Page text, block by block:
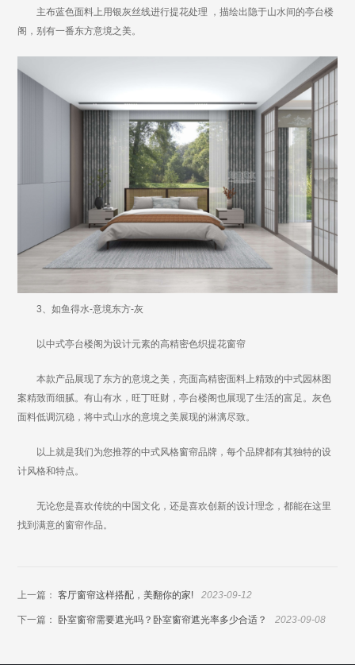
主布蓝色面料上用银灰丝线进行提花处理 ，描绘出隐于山水间的亭台楼
阁，别有一番东方意境之美。
3、如鱼得水-意境东方-灰
以中式亭台楼阁为设计元素的高精密色织提花窗帘
本款产品展现了东方的意境之美，亮面高精密面料上精致的中式园林图
案精致而细腻。有山有水，旺丁旺财，亭台楼阁也展现了生活的富足。灰色
面料低调沉稳，将中式山水的意境之美展现的淋漓尽致。
以上就是我们为您推荐的中式风格窗帘品牌，每个品牌都有其独特的设
计风格和特点。
无论您是喜欢传统的中国文化，还是喜欢创新的设计理念，都能在这里
找到满意的窗帘作品。
上一篇：客厅窗帘这样搭配，美翻你的家! 2023-09-12
下一篇： 卧室窗帘需要遮光吗？卧室窗帘遮光率多少合适？ 2023-09-08